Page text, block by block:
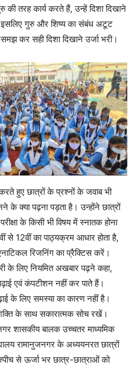
की तरह कार्य करते हैं, उन्हें दिशा दिखाने
है इसलिए गुरु और शिष्य का संबंध अटूट
कर सही दिशा दिखाने उर्जा भरी।
हुए छात्रों के प्रश्नों के जवाब भी
के क्या पढ़ना पड़ता है। उन्होंने छात्रों
के किसी भी विषय में स्नातक होना
से 12वीं का पाठ्यक्रम आधार होता है,
रिजनिंग का प्रैक्टिस करें।
के लिए नियमित अखबार पढ़ने कहा,
पढ़ाई एवं कंपटीशन नहीं कर पाते हैं।
के लिए समस्या का कारण नहीं है।
के साथ सकारात्मक सोच रखें।
शासकीय बालक उच्चतर माध्यमिक
रामानुजनगर के अध्ययनरत छात्रों
से ऊर्जा भर छात्र-छात्राओं को